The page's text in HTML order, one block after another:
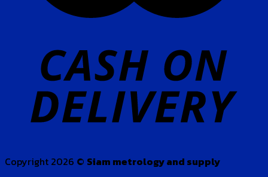
Copyright 2026 © Siam metrology and supply